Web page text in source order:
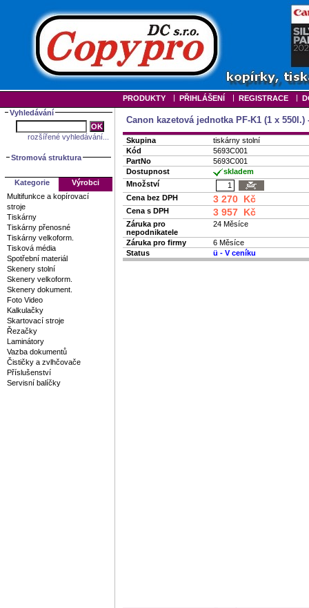
PRODUKTY PŘIHLÁŠENÍ REGISTRACE
Vyhledávání
rozšířené vyhledávání...
Stromová struktura
Kategorie
Výrobci
Multifunkce a kopírovací
stroje
Tiskárny
Tiskárny přenosné
Tiskárny velkoform.
Tisková média
Spotřební materiál
Skenery stolní
Skenery velkoform.
Skenery dokument.
Foto Video
Kalkulačky
Skartovací stroje
Řezačky
Laminátory
Vazba dokumentů
Čističky a zvlhčovače
Příslušenství
Servisní balíčky
Canon kazetová jednotka PF-K1 (1 x 550l.)
Skupina
tiskárny stolní
Kód
5693C001
PartNo
5693C001
Dostupnost
skladem
Množství
Cena bez DPH
3 270 Kč
Cena s DPH 3 957 Kč
Záruka pro
nepodnikatele
24 Měsíce
Záruka pro firmy
6 Měsíce
Status
ü - V ceníku